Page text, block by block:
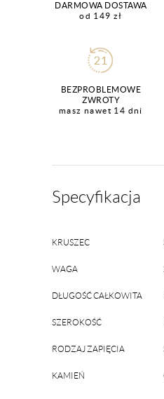
DARMOWA DOSTAWA
od 149 zł
BEZPROBLEMOWE
ZWROTY
masz nawet 14 dni
Specyfikacja
KRUSZEC
WAGA
DŁUGOŚĆ CAŁKOWITA
SZEROKOŚĆ
RODZAJ ZAPIĘCIA
KAMIEŃ